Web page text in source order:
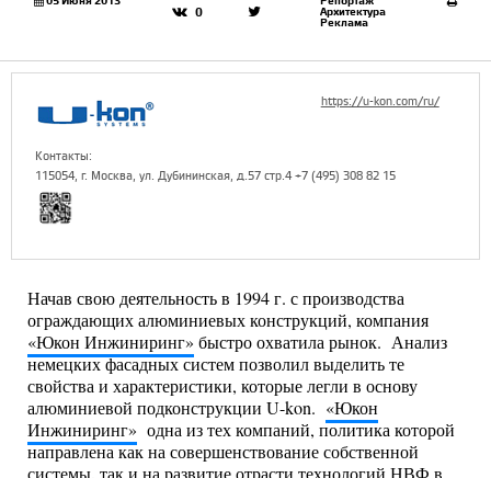
Наследие Образование
Урбанистика
0 Архитектура
Реклама
https://u-kon.com/ru/
Контакты:
115054, г. Москва, ул. Дубининская, д.57 стр.4 +7 (495) 308 82 15
Начав свою деятельность в 1994 г. с производства
ограждающих алюминиевых конструкций, компания
«Юкон Инжиниринг» быстро охватила рынок. Анализ
немецких фасадных систем позволил выделить те
свойства и характеристики, которые легли в основу
алюминиевой подконструкции U-kon. «Юкон
Инжиниринг» одна из тех компаний, политика которой
направлена как на совершенствование собственной